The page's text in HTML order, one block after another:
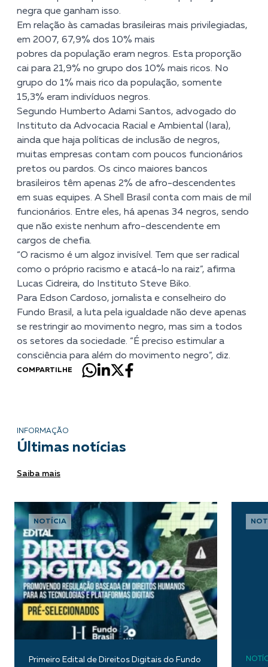
negra que ganham isso.
Em relação às camadas brasileiras mais privilegiadas,
em 2007, 67,9% dos 10% mais
pobres da população eram negros. Esta proporção
cai para 21,9% no grupo dos 10% mais ricos. No
grupo do 1% mais rico da população, somente
15,3% eram indivíduos negros.
Segundo Humberto Adami Santos, advogado do
Instituto da Advocacia Racial e Ambiental (Iara),
ainda que haja políticas de inclusão de negros,
muitas empresas contam com poucos funcionários
pretos ou pardos. Os cinco maiores bancos
brasileiros têm apenas 2% de afro-descendentes
em suas equipes. A Shell Brasil conta com mais de mil
funcionários. Entre eles, há apenas 34 negros, sendo
que não existe nenhum afro-descendente em
cargos de chefia.
“O racismo é um algoz invisível. Tem que ser radical
como o próprio racismo e atacá-lo na raiz”, afirma
Lucas Cidreira, do Instituto Steve Biko.
Para Edson Cardoso, jornalista e conselheiro do
Fundo Brasil, a luta pela igualdade não deve apenas
se restringir ao movimento negro, mas sim a todos
os setores da sociedade. “É preciso estimular a
consciência para além do movimento negro”, diz.
COMPARTILHE
INFORMAÇÃO
Últimas notícias
Saiba mais
NOTÍCIA
Primeiro Edital de Direitos Digitais do Fundo